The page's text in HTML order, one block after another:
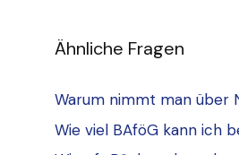
Ähnliche Fragen
Warum nimmt man über
Wie viel BAföG kann ich